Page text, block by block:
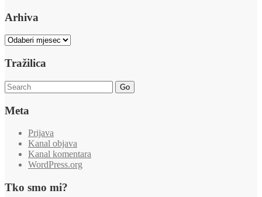
Arhiva
Arhiva
Tražilica
Go
Meta
Prijava
Kanal objava
Kanal komentara
WordPress.org
Tko smo mi?